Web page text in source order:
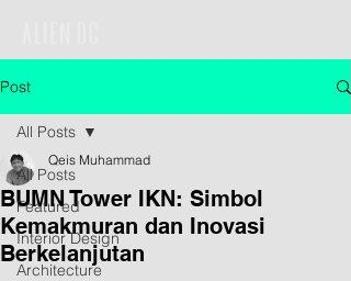
Post
All Posts
Featured
Interior Design
Architecture
All Posts
BUMN Tower IKN: Simbol
Kemakmuran dan Inovasi
Berkelanjutan
Qeis Muhammad